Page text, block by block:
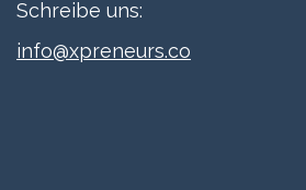
Schreibe uns:
info@xpreneurs.co